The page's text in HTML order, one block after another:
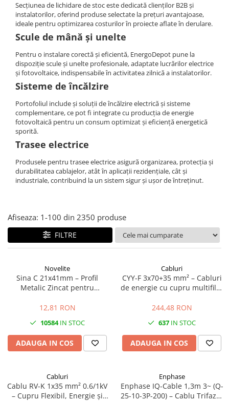
Secțiunea de lichidare de stoc este dedicată clienților B2B și
instalatorilor, oferind produse selectate la prețuri avantajoase,
ideale pentru optimizarea costurilor în proiecte aflate în derulare.
Scule de mână și unelte
Pentru o instalare corectă și eficientă, EnergoDepot pune la
dispoziție scule și unelte profesionale, adaptate lucrărilor electrice
și fotovoltaice, indispensabile în activitatea zilnică a instalatorilor.
Sisteme de încălzire
Portofoliul include și soluții de încălzire electrică și sisteme
complementare, ce pot fi integrate cu producția de energie
fotovoltaică pentru un consum optimizat și eficiență energetică
sporită.
Trasee electrice
Produsele pentru trasee electrice asigură organizarea, protecția și
durabilitatea cablajelor, atât în aplicații rezidențiale, cât și
industriale, contribuind la un sistem sigur și ușor de întreținut.
Afiseaza: 1-100 din 2350 produse
FILTRE
Novelite
Sina C 21x41mm – Profil
Metalic Zincat pentru
Jgheaburilor Port-Cablu
12,81 RON
10584IN STOC
ADAUGA IN COS
Cabluri
CYY-F 3x70+35 mm² – Cabluri
de energie cu cupru multifilar
244,48 RON
637 IN STOC
ADAUGA IN COS
Cabluri
Cablu RV-K 1x35 mm² 0.6/1kV
– Cupru Flexibil, Energie și
Enphase
Enphase IQ-Cable 1,3m 3~ (Q-
25-10-3P-200) – Cablu Trifazat